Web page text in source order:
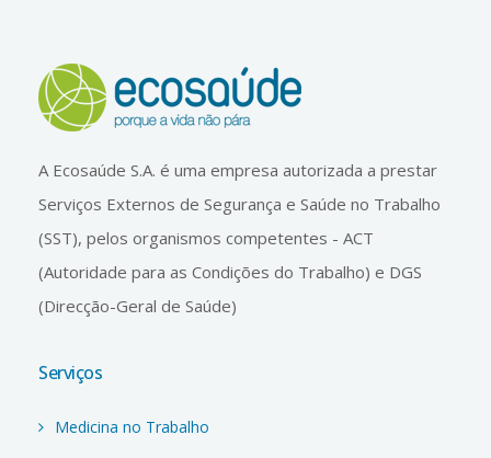
A Ecosaúde S.A. é uma empresa autorizada a prestar
Serviços Externos de Segurança e Saúde no Trabalho
(SST), pelos organismos competentes - ACT
(Autoridade para as Condições do Trabalho) e DGS
(Direcção-Geral de Saúde)
Serviços
Medicina no Trabalho